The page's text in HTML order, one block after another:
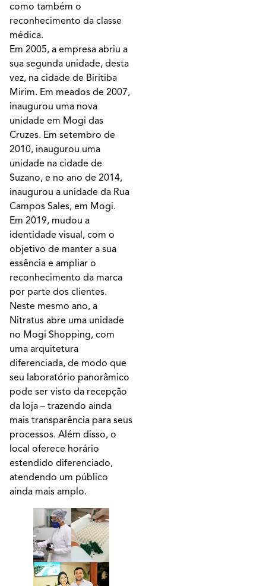
como também o
reconhecimento da classe
médica.
Em 2005, a empresa abriu a
sua segunda unidade, desta
vez, na cidade de Biritiba
Mirim. Em meados de 2007,
inaugurou uma nova
unidade em Mogi das
Cruzes. Em setembro de
2010, inaugurou uma
unidade na cidade de
Suzano, e no ano de 2014,
inaugurou a unidade da Rua
Campos Sales, em Mogi.
Em 2019, mudou a
identidade visual, com o
objetivo de manter a sua
essência e ampliar o
reconhecimento da marca
por parte dos clientes.
Neste mesmo ano, a
Nitratus abre uma unidade
no Mogi Shopping, com
uma arquitetura
diferenciada, de modo que
seu laboratório panorâmico
pode ser visto da recepção
da loja – trazendo ainda
mais transparência para seus
processos. Além disso, o
local oferece horário
estendido diferenciado,
atendendo um público
ainda mais amplo.